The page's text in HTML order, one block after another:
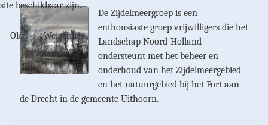
De Zijdelmeergroep is een
enthousiaste groep vrijwilligers die het
Landschap Noord-Holland
ondersteunt met het beheer en
onderhoud van het Zijdelmeergebied
en het natuurgebied bij het Fort aan
de Drecht in de gemeente Uithoorn.
site beschikbaar zijn.
Ok Weigeren